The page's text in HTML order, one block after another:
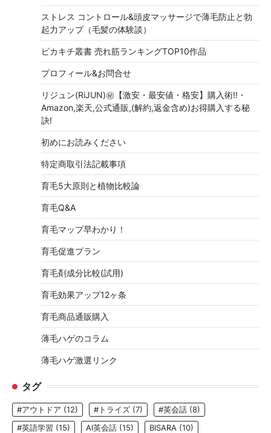
ストレス コントロール&頭皮マッサージで薄毛防止と勃
起力アップ（毛髪の体験談）
ピカキチ叢書 売れ筋ランキングTOP10作品
プロフィール&お問合せ
リジュン(RiJUN)㊙【激安・最安値・格安】購入術!!・
Amazon,楽天,公式通販,(解約,返金含め)お得購入する秘
訣!
初めにお読みください
特定商取引法記載事項
育毛5大原則と植物比較論
育毛Q&A
育毛マップ早わかり！
育毛促進プラン
育毛剤成分比較(試用)
育毛効果アップ12ヶ条
育毛商品通販購入
薄毛ハゲのコラム
薄毛ハゲ激選リンク
タグ
#アウトドア (12) #トライズ (7) #英会話 (8)
#英語学習 (15) AI英会話 (15) BISARA (10)